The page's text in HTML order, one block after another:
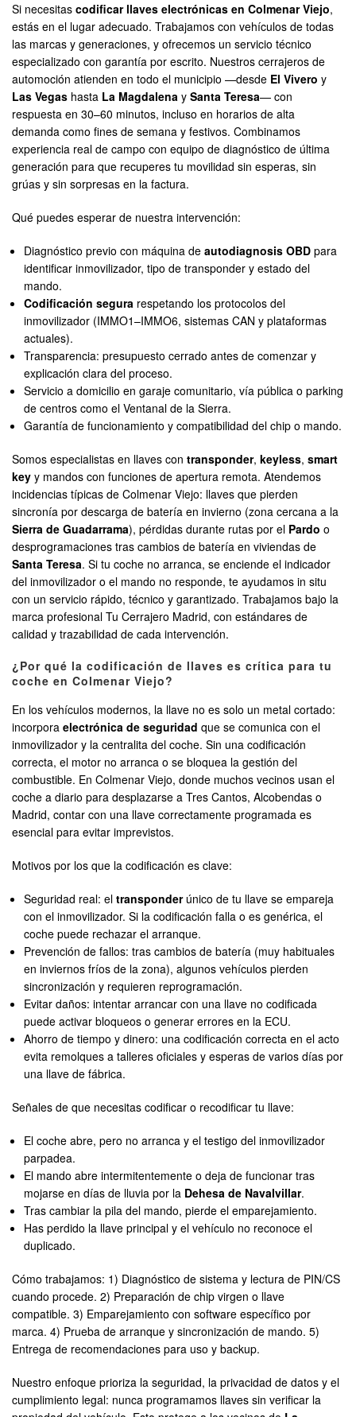
Si necesitas codificar llaves electrónicas en Colmenar Viejo,
estás en el lugar adecuado. Trabajamos con vehículos de todas
las marcas y generaciones, y ofrecemos un servicio técnico
especializado con garantía por escrito. Nuestros cerrajeros de
automoción atienden en todo el municipio —desde El Vivero y
Las Vegas hasta La Magdalena y Santa Teresa— con
respuesta en 30–60 minutos, incluso en horarios de alta
demanda como fines de semana y festivos. Combinamos
experiencia real de campo con equipo de diagnóstico de última
generación para que recuperes tu movilidad sin esperas, sin
grúas y sin sorpresas en la factura.
Qué puedes esperar de nuestra intervención:
Diagnóstico previo con máquina deautodiagnosis OBD para
identificar inmovilizador, tipo de transponder y estado del
mando.
Codificación segura respetando los protocolos del
inmovilizador (IMMO1–IMMO6, sistemas CAN y plataformas
actuales).
Transparencia: presupuesto cerrado antes de comenzar y
explicación clara del proceso.
Servicio a domicilio en garaje comunitario, vía pública o parking
de centros como el Ventanal de la Sierra.
Garantía de funcionamiento y compatibilidad del chip o mando.
Somos especialistas en llaves con transponder, keyless, smart
key y mandos con funciones de apertura remota. Atendemos
incidencias típicas de Colmenar Viejo: llaves que pierden
sincronía por descarga de batería en invierno (zona cercana a la
Sierra de Guadarrama), pérdidas durante rutas por el Pardo o
desprogramaciones tras cambios de batería en viviendas de
Santa Teresa. Si tu coche no arranca, se enciende el indicador
del inmovilizador o el mando no responde, te ayudamos in situ
con un servicio rápido, técnico y garantizado. Trabajamos bajo la
marca profesional Tu Cerrajero Madrid, con estándares de
calidad y trazabilidad de cada intervención.
¿Por qué la codificación de llaves es crítica para tu
coche en Colmenar Viejo?
En los vehículos modernos, la llave no es solo un metal cortado:
incorpora electrónica de seguridad que se comunica con el
inmovilizador y la centralita del coche. Sin una codificación
correcta, el motor no arranca o se bloquea la gestión del
combustible. En Colmenar Viejo, donde muchos vecinos usan el
coche a diario para desplazarse a Tres Cantos, Alcobendas o
Madrid, contar con una llave correctamente programada es
esencial para evitar imprevistos.
Motivos por los que la codificación es clave:
Seguridad real: eltransponderúnico de tu llave se empareja
con el inmovilizador. Si la codificación falla o es genérica, el
coche puede rechazar el arranque.
Prevención de fallos: tras cambios de batería (muy habituales
en inviernos fríos de la zona), algunos vehículos pierden
sincronización y requieren reprogramación.
Evitar daños: intentar arrancar con una llave no codificada
puede activar bloqueos o generar errores en la ECU.
Ahorro de tiempo y dinero: una codificación correcta en el acto
evita remolques a talleres oficiales y esperas de varios días por
una llave de fábrica.
Señales de que necesitas codificar o recodificar tu llave:
El coche abre, pero no arranca y el testigo del inmovilizador
parpadea.
El mando abre intermitentemente o deja de funcionar tras
mojarse en días de lluvia por la Dehesa de Navalvillar.
Tras cambiar la pila del mando, pierde el emparejamiento.
Has perdido la llave principal y el vehículo no reconoce el
duplicado.
Cómo trabajamos: 1) Diagnóstico de sistema y lectura de PIN/CS
cuando procede. 2) Preparación de chip virgen o llave
compatible. 3) Emparejamiento con software específico por
marca. 4) Prueba de arranque y sincronización de mando. 5)
Entrega de recomendaciones para uso y backup.
Nuestro enfoque prioriza la seguridad, la privacidad de datos y el
cumplimiento legal: nunca programamos llaves sin verificar la